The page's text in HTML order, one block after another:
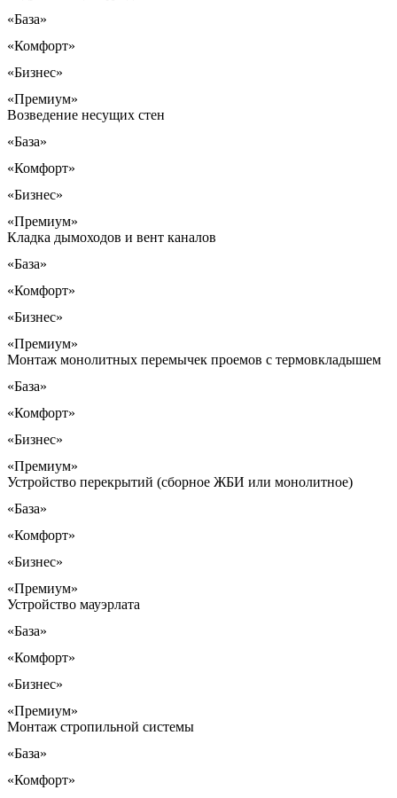
«База»
«Комфорт»
«Бизнес»
«Премиум»
Возведение несущих стен
«База»
«Комфорт»
«Бизнес»
«Премиум»
Кладка дымоходов и вент каналов
«База»
«Комфорт»
«Бизнес»
«Премиум»
Монтаж монолитных перемычек проемов с термовкладышем
«База»
«Комфорт»
«Бизнес»
«Премиум»
Устройство перекрытий (сборное ЖБИ или монолитное)
«База»
«Комфорт»
«Бизнес»
«Премиум»
Устройство мауэрлата
«База»
«Комфорт»
«Бизнес»
«Премиум»
Монтаж стропильной системы
«База»
«Комфорт»